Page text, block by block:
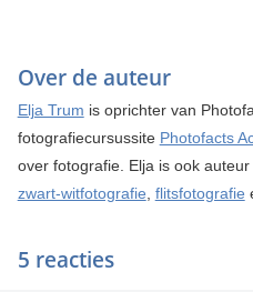
Over de auteur
Elja Trum is oprichter van
fotografiecursussite Photofacts
over fotografie. Elja is ook
zwart-witfotografie flitsfotografie
5 reacties